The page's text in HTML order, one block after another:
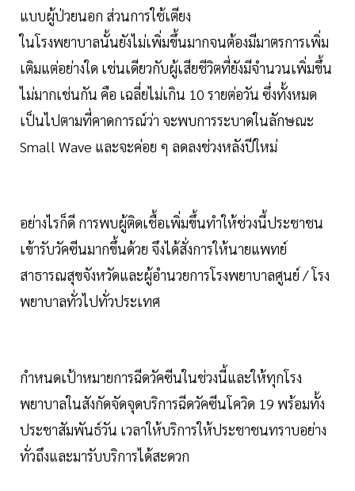
แบบผู้ป่วยนอก ส่วนการใช้เตียง
ในโรงพยาบาลนั้นยังไม่เพิ่มขึ้นมากจนต้องมีมาตรการเพิ่ม
เติมแต่อย่างใด เช่นเดียวกับผู้เสียชีวิตที่ยังมีจำนวนเพิ่มขึ้น
ไม่มากเช่นกัน คือ เฉลี่ยไม่เกิน 10 รายต่อวัน ซึ่งทั้งหมด
เป็นไปตามที่คาดการณ์ว่า จะพบการระบาดในลักษณะ
Small Wave และจะค่อย ๆ ลดลงช่วงหลังปีใหม่
อย่างไรก็ดี การพบผู้ติดเชื้อเพิ่มขึ้นทำให้ช่วงนี้ประชาชน
เข้ารับวัคซีนมากขึ้นด้วย จึงได้สั่งการให้นายแพทย์
สาธารณสุขจังหวัดและผู้อำนวยการโรงพยาบาลศูนย์ / โรง
พยาบาลทั่วไปทั่วประเทศ
กำหนดเป้าหมายการฉีดวัคซีนในช่วงนี้และให้ทุกโรง
พยาบาลในสังกัดจัดจุดบริการฉีดวัคซีนโควิด 19 พร้อมทั้ง
ประชาสัมพันธ์วัน เวลาให้บริการให้ประชาชนทราบอย่าง
ทั่วถึงและมารับบริการได้สะดวก